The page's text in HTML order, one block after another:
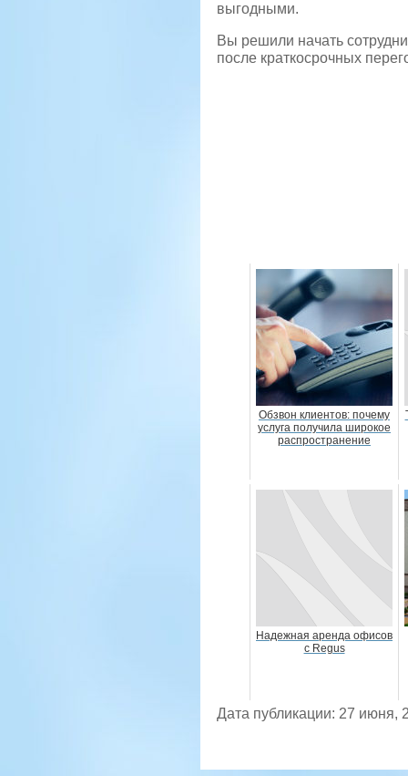
выгодными.
Вы решили начать
после краткосрочных
Обзвон клиентов: почему
услуга получила широкое
распространение
Надежная аренда офисов
с Regus
Дата публикации: 27 июня,